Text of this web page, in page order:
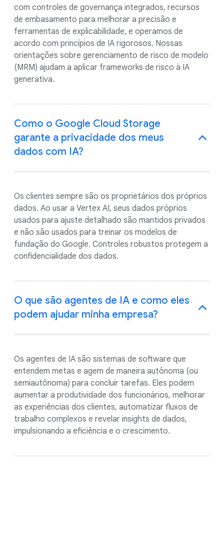
com controles de governança integrados, recursos
de embasamento para melhorar a precisão e
ferramentas de explicabilidade, e operamos de
acordo com princípios de IA rigorosos. Nossas
orientações sobre gerenciamento de risco de modelo
(MRM) ajudam a aplicar frameworks de risco à IA
generativa.
Como o Google Cloud Storage
garante a privacidade dos meus
dados com IA?
Os clientes sempre são os proprietários dos próprios
dados. Ao usar a Vertex AI, seus dados próprios
usados para ajuste detalhado são mantidos privados
e não são usados para treinar os modelos de
fundação do Google. Controles robustos protegem a
confidencialidade dos dados.
O que são agentes de IA e como eles
podem ajudar minha empresa?
Os agentes de IA são sistemas de software que
entendem metas e agem de maneira autônoma (ou
semiautônoma) para concluir tarefas. Eles podem
aumentar a produtividade dos funcionários, melhorar
as experiências dos clientes, automatizar fluxos de
trabalho complexos e revelar insights de dados,
impulsionando a eficiência e o crescimento.